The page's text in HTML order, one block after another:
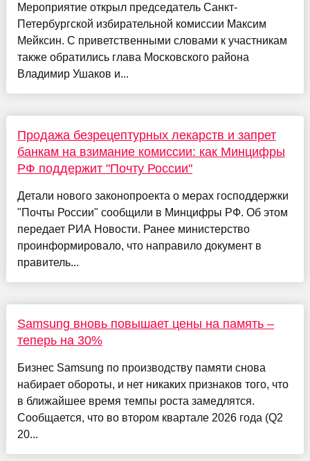
Мероприятие открыл председатель Санкт-
Петербургской избирательной комиссии Максим
Мейксин. С приветственными словами к участникам
также обратились глава Московского района
Владимир Ушаков и...
Продажа безрецептурных лекарств и запрет
банкам на взимание комиссии: как Минцифры
РФ поддержит "Почту России"
Детали нового законопроекта о мерах господдержки
"Почты России" сообщили в Минцифры РФ. Об этом
передает РИА Новости. Ранее министерство
проинформировало, что направило документ в
правитель...
Samsung вновь повышает цены на память –
теперь на 30%
Бизнес Samsung по производству памяти снова
набирает обороты, и нет никаких признаков того, что
в ближайшее время темпы роста замедлятся.
Сообщается, что во втором квартале 2026 года (Q2
20...